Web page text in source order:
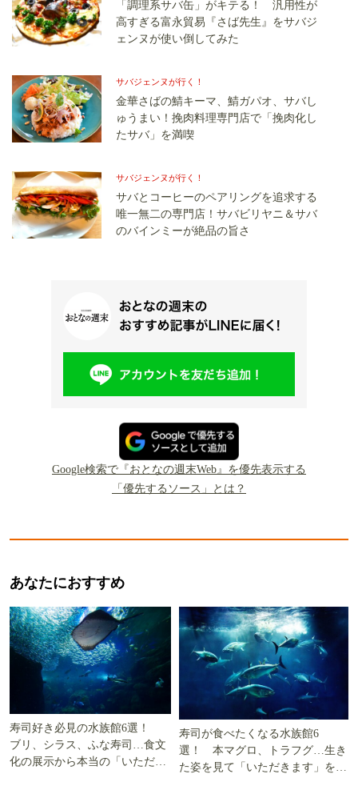
「調理系サバ缶」がキテる！ 汎用性が
高すぎる富永貿易『さば先生』をサバジ
ェンヌが使い倒してみた
サバジェンヌが行く！
金華さばの鯖キーマ、鯖ガパオ、サバし
ゅうまい！挽肉料理専門店で「挽肉化し
たサバ」を満喫
サバジェンヌが行く！
サバとコーヒーのペアリングを追求する
唯一無二の専門店！サバビリヤニ＆サバ
のバインミーが絶品の旨さ
Google検索で『おとなの週末Web』を優先表示する
「優先するソース」とは？
あなたにおすすめ
寿司好き必見の水族館6選！
ブリ、シラス、ふな寿司…食文
化の展示から本当の「いただき
寿司が食べたくなる水族館6
選！ 本マグロ、トラフグ…生き
た姿を見て「いただきます」を考